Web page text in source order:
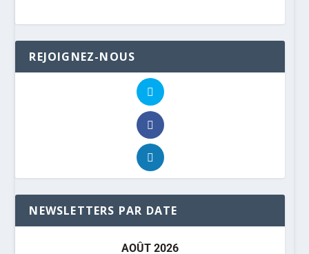
REJOIGNEZ-NOUS
NEWSLETTERS PAR DATE
AOÛT 2026